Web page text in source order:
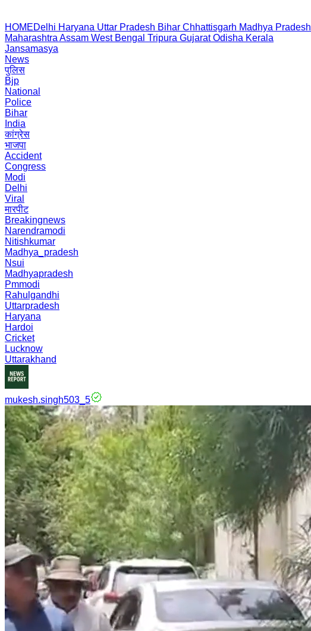
HOMEDelhi Haryana Uttar Pradesh Bihar Chhattisgarh Madhya Pradesh
Maharashtra Assam West Bengal Tripura Gujarat Odisha Kerala
Jansamasya
News
पुलिस
Bjp
National
Police
Bihar
India
कांग्रेस
भाजपा
Accident
Congress
Modi
Delhi
Viral
मारपीट
Breakingnews
Narendramodi
Nitishkumar
Madhya_pradesh
Nsui
Madhyapradesh
Pmmodi
Rahulgandhi
Uttarpradesh
Haryana
Hardoi
Cricket
Lucknow
Uttarakhand
mukesh.singh503_5